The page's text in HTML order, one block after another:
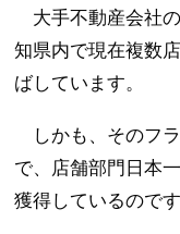
大手不動産会社
知県内で現在複数
ばしています。
しかも、そのフ
で、店舗部門日本
獲得しているのです